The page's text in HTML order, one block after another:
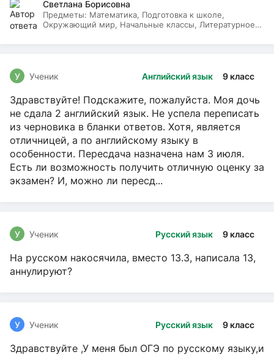
Светлана Борисовна
Предметы: Математика, Подготовка к школе,
Окружающий мир, Начальные классы, Литературное
Английский язык 9 класс
У Ученик
Здравствуйте! Подскажите, пожалуйста. Моя дочь
не сдала 2 английский язык. Не успела переписать
из черновика в бланки ответов. Хотя, является
отличницей, а по английскому языку в
особенности. Пересдача назначена нам 3 июля.
Есть ли возможность получить отличную оценку за
экзамен? И, можно ли пересд...
Русский язык 9 класс
У Ученик
На русском накосячила, вместо 13.3, написала 13,
аннулируют?
Русский язык 9 класс
У Ученик
Здравствуйте ,У меня был ОГЭ по русскому языку,и